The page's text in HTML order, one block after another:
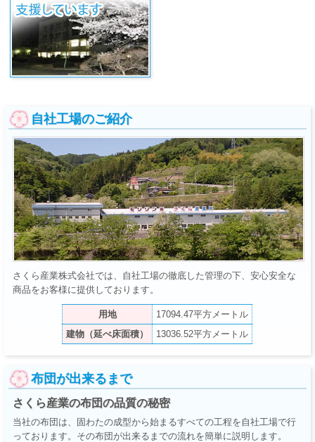
自社工場のご紹介
さくら産業株式会社では、自社工場の徹底した管理の下、安心安全な
商品をお客様に提供しております。
用地
17094.47平方メートル
建物 （延べ床面積） 13036.52平方メートル
布団が出来るまで
さくら産業の布団の品質の秘密
当社の布団は、固わたの成型から始まるすべての工程を自社工場で行
っております。その布団が出来るまでの流れを簡単に説明します。